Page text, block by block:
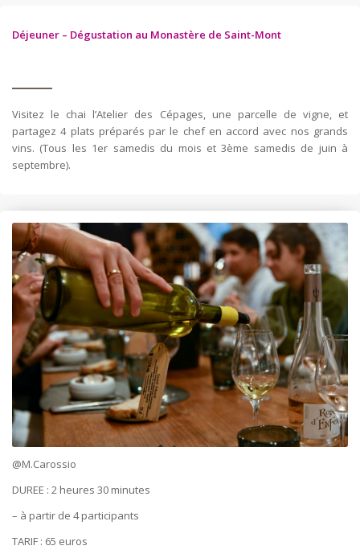
Déjeuner – Dégustation au Monastère de Saint-Mont
Visitez le chai l’Atelier des Cépages, une parcelle de vigne, et
partagez 4 plats préparés par le chef en accord avec nos grands
vins. (Tous les 1er samedis du mois et 3ème samedis de juin à
septembre).
@M.Carossio
DUREE : 2 heures 30 minutes
– à partir de 4 participants
TARIF : 65 euros